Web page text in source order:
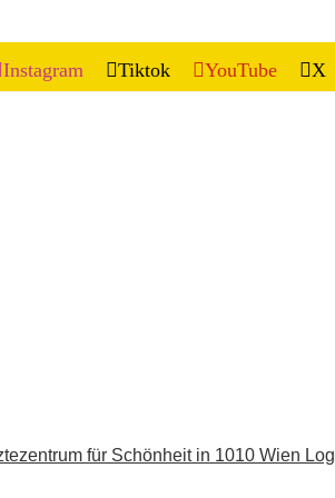
Instagram Tiktok YouTube X